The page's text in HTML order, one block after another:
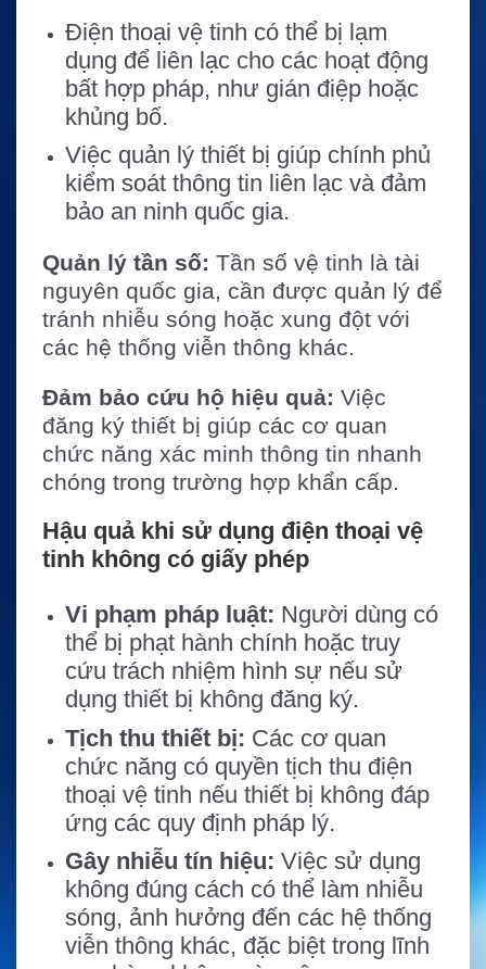
Điện thoại vệ tinh có thể bị lạm
dụng để liên lạc cho các hoạt động
bất hợp pháp, như gián điệp hoặc
khủng bố.
Việc quản lý thiết bị giúp chính phủ
kiểm soát thông tin liên lạc và đảm
bảo an ninh quốc gia.
Quản lý tần số: Tần số vệ tinh là tài
nguyên quốc gia, cần được quản lý để
tránh nhiễu sóng hoặc xung đột với
các hệ thống viễn thông khác.
Đảm bảo cứu hộ hiệu quả: Việc
đăng ký thiết bị giúp các cơ quan
chức năng xác minh thông tin nhanh
chóng trong trường hợp khẩn cấp.
Hậu quả khi sử dụng điện thoại vệ
tinh không có giấy phép
Vi phạm pháp luật: Người dùng có
thể bị phạt hành chính hoặc truy
cứu trách nhiệm hình sự nếu sử
dụng thiết bị không đăng ký.
Tịch thu thiết bị: Các cơ quan
chức năng có quyền tịch thu điện
thoại vệ tinh nếu thiết bị không đáp
ứng các quy định pháp lý.
Gây nhiễu tín hiệu: Việc sử dụng
không đúng cách có thể làm nhiễu
sóng, ảnh hưởng đến các hệ thống
viễn thông khác, đặc biệt trong lĩnh